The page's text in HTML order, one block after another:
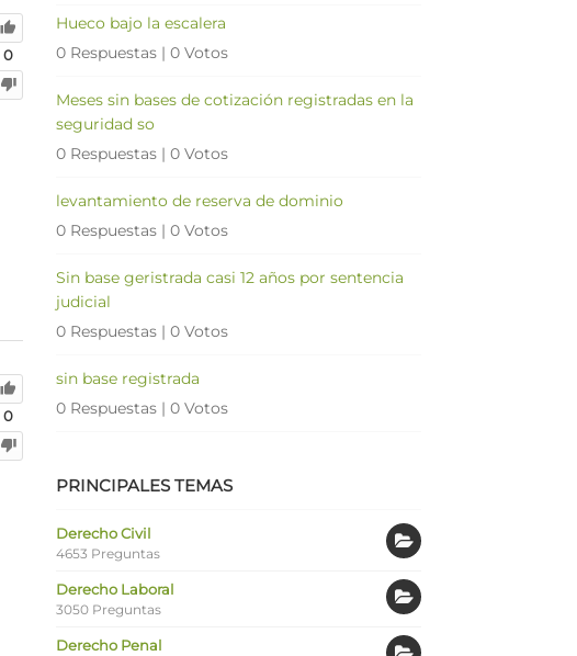
0
0
Hueco bajo la escalera
0 Respuestas | 0 Votos
Meses sin bases de cotización registradas en la
seguridad so
0 Respuestas | 0 Votos
levantamiento de reserva de dominio
0 Respuestas | 0 Votos
Sin base geristrada casi 12 años por sentencia
judicial
0 Respuestas | 0 Votos
sin base registrada
0 Respuestas | 0 Votos
PRINCIPALES TEMAS
Derecho Civil
4653 Preguntas
Derecho Laboral
3050 Preguntas
Derecho Penal